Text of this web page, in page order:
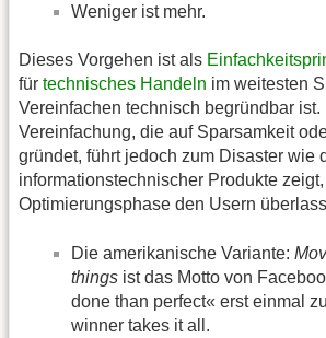
Weniger ist mehr.
Dieses Vorgehen ist als
für technisches Handeln im weitesten
Vereinfachen technisch begründbar ist.
Vereinfachung, die auf Sparsamkeit
gründet, führt jedoch zum Disaster wie
informationstechnischer Produkte
Optimierungsphase den Usern
Die amerikanische Variante:
things ist das Motto von
done than perfect« erst einmal
winner takes it all.